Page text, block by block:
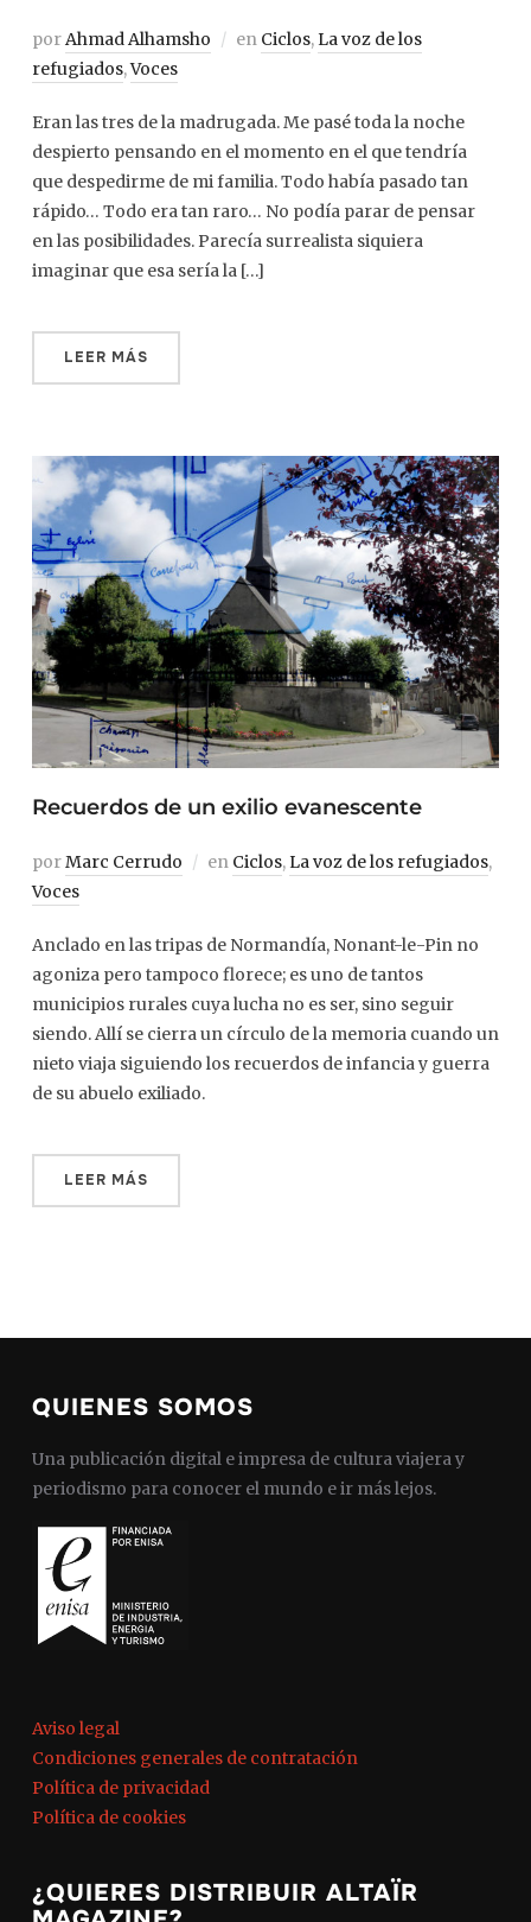
porAhmad Alhamsho en Ciclos,La voz de los
refugiados,Voces
Eran las tres de la madrugada. Me pasé toda la noche
despierto pensando en el momento en el que tendría
que despedirme de mi familia. Todo había pasado tan
rápido… Todo era tan raro… No podía parar de pensar
en las posibilidades. Parecía surrealista siquiera
imaginar que esa sería la […]
LEER MÁS
Recuerdos de un exilio evanescente
porMarc Cerrudo en Ciclos,La voz de los refugiados,
Voces
Anclado en las tripas de Normandía, Nonant-le-Pin no
agoniza pero tampoco florece; es uno de tantos
municipios rurales cuya lucha no es ser, sino seguir
siendo. Allí se cierra un círculo de la memoria cuando un
nieto viaja siguiendo los recuerdos de infancia y guerra
de su abuelo exiliado.
LEER MÁS
QUIENES SOMOS
Una publicación digital e impresa de cultura viajera y
periodismo para conocer el mundo e ir más lejos.
Aviso legal
Condiciones generales de contratación
Política de privacidad
Política de cookies
¿QUIERES DISTRIBUIR ALTAÏR